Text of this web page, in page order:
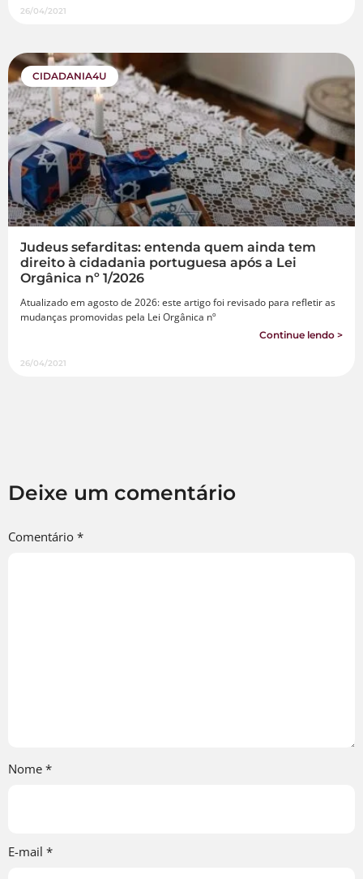
26/04/2021
CIDADANIA4U
Judeus sefarditas: entenda quem ainda tem
direito à cidadania portuguesa após a Lei
Orgânica nº 1/2026
Atualizado em agosto de 2026: este artigo foi revisado para refletir as
mudanças promovidas pela Lei Orgânica nº
Continue lendo >
26/04/2021
Deixe um comentário
Comentário *
Nome *
E-mail *